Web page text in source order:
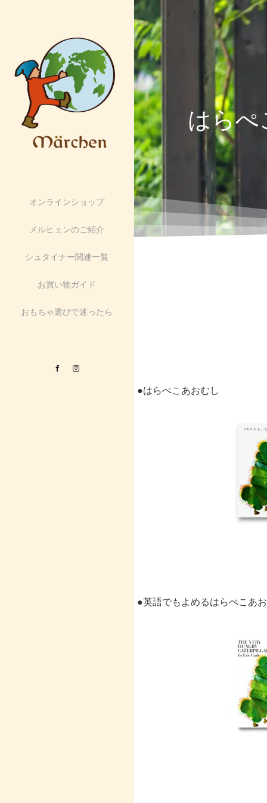
オンラインショップ
メルヒェンのご紹介
シュタイナー関連一覧
お買い物ガイド
おもちゃ選びで迷ったら
Facebook
はらぺ
●はらぺこあおむし
●英語でもよめるはらぺこあ